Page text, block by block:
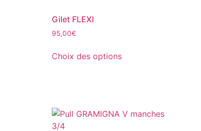
Gilet FLEXI
95,00€
Choix des options